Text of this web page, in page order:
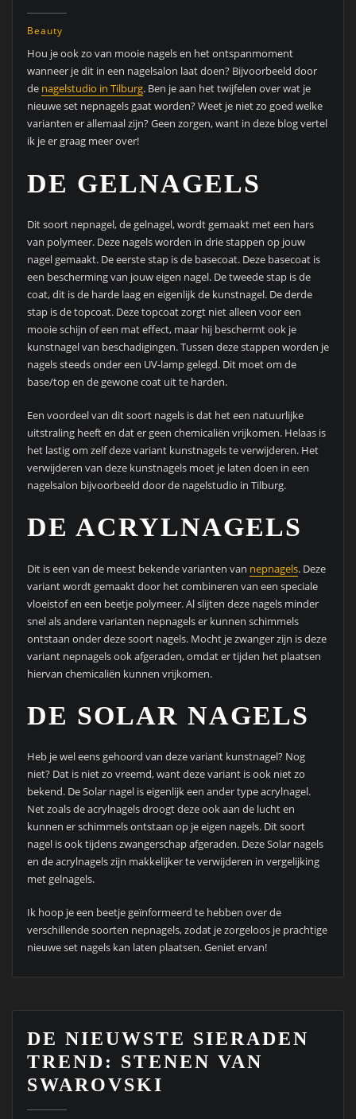
Beauty
Hou je ook zo van mooie nagels en het ontspanmoment
wanneer je dit in een nagelsalon laat doen? Bijvoorbeeld door
de nagelstudio in Tilburg. Ben je aan het twijfelen over wat je
nieuwe set nepnagels gaat worden? Weet je niet zo goed welke
varianten er allemaal zijn? Geen zorgen, want in deze blog vertel
ik je er graag meer over!
DE GELNAGELS
Dit soort nepnagel, de gelnagel, wordt gemaakt met een hars
van polymeer. Deze nagels worden in drie stappen op jouw
nagel gemaakt. De eerste stap is de basecoat. Deze basecoat is
een bescherming van jouw eigen nagel. De tweede stap is de
coat, dit is de harde laag en eigenlijk de kunstnagel. De derde
stap is de topcoat. Deze topcoat zorgt niet alleen voor een
mooie schijn of een mat effect, maar hij beschermt ook je
kunstnagel van beschadigingen. Tussen deze stappen worden je
nagels steeds onder een UV-lamp gelegd. Dit moet om de
base/top en de gewone coat uit te harden.
Een voordeel van dit soort nagels is dat het een natuurlijke
uitstraling heeft en dat er geen chemicaliën vrijkomen. Helaas is
het lastig om zelf deze variant kunstnagels te verwijderen. Het
verwijderen van deze kunstnagels moet je laten doen in een
nagelsalon bijvoorbeeld door de nagelstudio in Tilburg.
DE ACRYLNAGELS
Dit is een van de meest bekende varianten van nepnagels. Deze
variant wordt gemaakt door het combineren van een speciale
vloeistof en een beetje polymeer. Al slijten deze nagels minder
snel als andere varianten nepnagels er kunnen schimmels
ontstaan onder deze soort nagels. Mocht je zwanger zijn is deze
variant nepnagels ook afgeraden, omdat er tijden het plaatsen
hiervan chemicaliën kunnen vrijkomen.
DE SOLAR NAGELS
Heb je wel eens gehoord van deze variant kunstnagel? Nog
niet? Dat is niet zo vreemd, want deze variant is ook niet zo
bekend. De Solar nagel is eigenlijk een ander type acrylnagel.
Net zoals de acrylnagels droogt deze ook aan de lucht en
kunnen er schimmels ontstaan op je eigen nagels. Dit soort
nagel is ook tijdens zwangerschap afgeraden. Deze Solar nagels
en de acrylnagels zijn makkelijker te verwijderen in vergelijking
met gelnagels.
Ik hoop je een beetje geïnformeerd te hebben over de
verschillende soorten nepnagels, zodat je zorgeloos je prachtige
nieuwe set nagels kan laten plaatsen. Geniet ervan!
DE NIEUWSTE SIERADEN
TREND: STENEN VAN
SWAROVSKI